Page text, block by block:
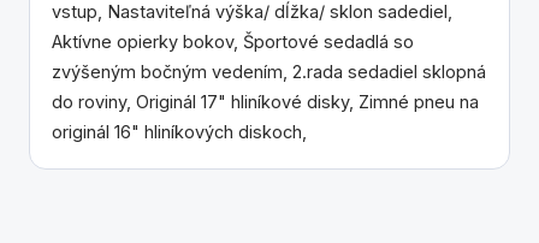
vstup, Nastaviteľná výška/ dĺžka/ sklon sadediel,
Aktívne opierky bokov, Športové sedadlá so
zvýšeným bočným vedením, 2.rada sedadiel sklopná
do roviny, Originál 17" hliníkové disky, Zimné pneu na
originál 16" hliníkových diskoch,